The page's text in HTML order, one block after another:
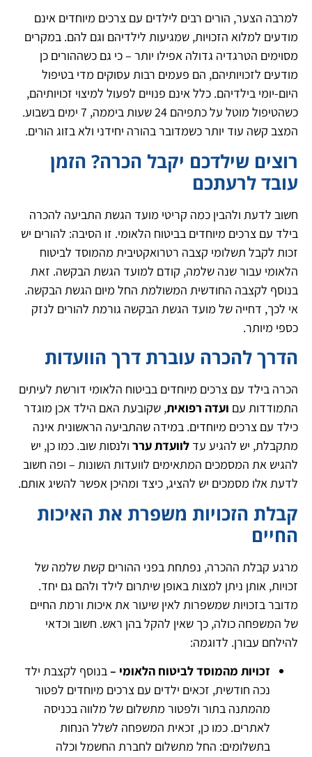
למרבה הצער, הורים רבים לילדים עם צרכים מיוחדים אינם
מודעים למלוא הזכויות, שמגיעות לילדיהם וגם להם. במקרים
מסוימים הטרגדיה גדולה אפילו יותר – כי גם כשההורים כן
מודעים לזכויותיהם, הם פעמים רבות עסוקים מדי בטיפול
היום-יומי בילדיהם. כלל אינם פנויים לפעול למיצוי זכויותיהם,
כשהטיפול מוטל על כתפיהם 24 שעות ביממה, 7 ימים בשבוע.
המצב קשה עוד יותר כשמדובר בהורה יחידני ולא בזוג הורים.
רוצים שילדכם יקבל הכרה? הזמן
עובד לרעתכם
חשוב לדעת ולהבין כמה קריטי מועד הגשת התביעה להכרה
בילד עם צרכים מיוחדים בביטוח הלאומי. זו הסיבה: להורים יש
זכות לקבל תשלומי קצבה רטרואקטיבית מהמוסד לביטוח
הלאומי עבור שנה שלמה, קודם למועד הגשת הבקשה. זאת
בנוסף לקצבה החודשית המשולמת החל מיום הגשת הבקשה.
אי לכך, דחייה של מועד הגשת הבקשה גורמת להורים לנזק
כספי מיותר.
הדרך להכרה עוברת דרך הוועדות
הכרה בילד עם צרכים מיוחדים בביטוח הלאומי דורשת לעיתים
התמודדות עם ועדה רפואית, שקובעת האם הילד אכן מוגדר
כילד עם צרכים מיוחדים. במידה שהתביעה הראשונית אינה
מתקבלת, יש להגיע עד לוועדת ערר ולנסות שוב. כמו כן, יש
להגיש את המסמכים המתאימים לוועדות השונות – ופה חשוב
לדעת אלו מסמכים יש להציג, כיצד ומהיכן אפשר להשיג אותם.
קבלת הזכויות משפרת את האיכות
החיים
מרגע קבלת ההכרה, נפתחת בפני ההורים קשת שלמה של
זכויות, אותן ניתן למצות באופן שיתרום לילד ולהם גם יחד.
מדובר בזכויות שמשפרות לאין שיעור את איכות ורמת החיים
של המשפחה כולה, כך שאין להקל בהן ראש. חשוב וכדאי
להילחם עבורן. לדוגמה:
זכויות מהמוסד לביטוח הלאומי –בנוסף לקצבת ילד
נכה חודשית, זכאים ילדים עם צרכים מיוחדים לפטור
מהמתנה בתור ולפטור מתשלום של מלווה בכניסה
לאתרים. כמו כן, זכאית המשפחה לשלל הנחות
בתשלומים: החל מתשלום לחברת החשמל וכלה